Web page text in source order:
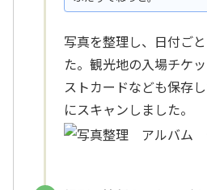
す」と
写真を整理し、日付ご
た。観光地の入場チケ
ストカードなども保存
にスキャンしました。